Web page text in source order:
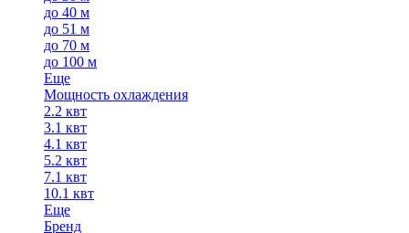
до 40 м
до 51 м
до 70 м
до 100 м
Еще
Мощность охлаждения
2.2 квт
3.1 квт
4.1 квт
5.2 квт
7.1 квт
10.1 квт
Еще
Бренд